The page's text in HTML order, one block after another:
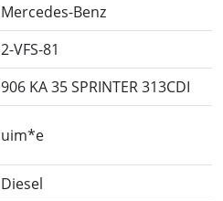
Mercedes-Benz
2-VFS-81
906 KA 35 SPRINTER 313CDI
uim*e
Diesel